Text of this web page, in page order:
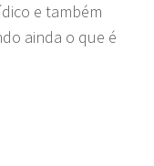
e também
ainda o que é